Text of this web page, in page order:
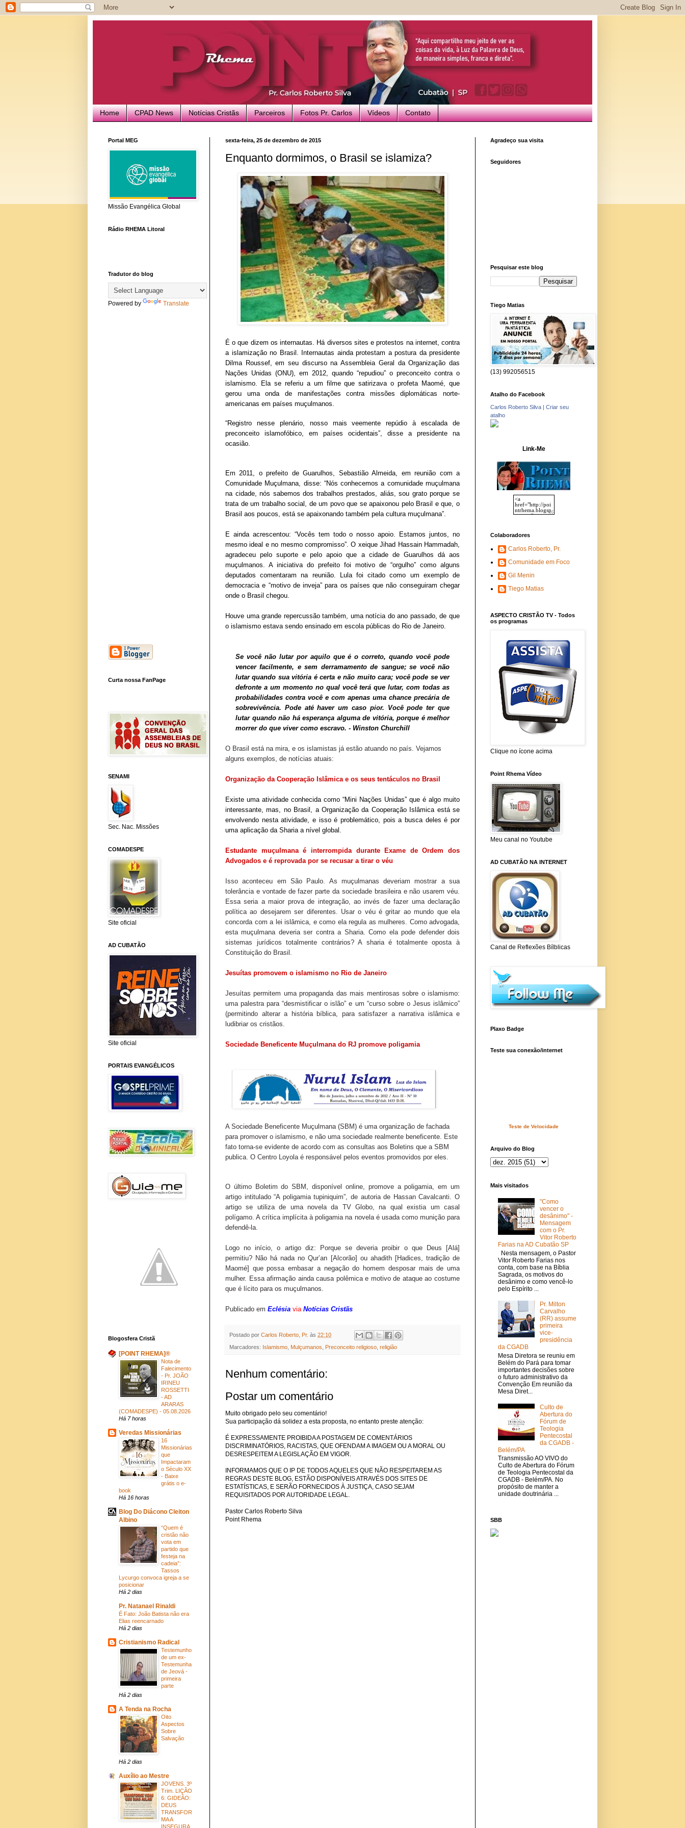
Home CPAD News Notícias Cristãs Parceiros Fotos Pr. Carlos Vídeos Contato
sexta-feira, 25 de dezembro de 2015
Enquanto dormimos, o Brasil se islamiza?
É o que dizem os internautas. Há diversos sites e protestos na internet, contra
a islamização no Brasil. Internautas ainda protestam a postura da presidente
Dilma Roussef, em seu discurso na Assembleia Geral da Organização das
Nações Unidas (ONU), em 2012, quando “repudiou” o preconceito contra o
islamismo. Ela se referiu a um filme que satirizava o profeta Maomé, que
gerou uma onda de manifestações contra missões diplomáticas norte-
americanas em países muçulmanos.
“Registro nesse plenário, nosso mais veemente repúdio à escalada de
preconceito islamofóbico, em países ocidentais”, disse a presidente na
ocasião.
Em 2011, o prefeito de Guarulhos, Sebastião Almeida, em reunião com a
Comunidade Muçulmana, disse: “Nós conhecemos a comunidade muçulmana
na cidade, nós sabemos dos trabalhos prestados, aliás, sou grato porque se
trata de um trabalho social, de um povo que se apaixonou pelo Brasil e que, o
Brasil aos poucos, está se apaixonando também pela cultura muçulmana”.
E ainda acrescentou: “Vocês tem todo o nosso apoio. Estamos juntos, no
mesmo ideal e no mesmo compromisso”. O xeique Jihad Hassain Hammadah,
agradeceu pelo suporte e pelo apoio que a cidade de Guarulhos dá aos
muçulmanos. A iniciativa do prefeito foi motivo de “orgulho” como alguns
deputados comentaram na reunião. Lula foi citado como um exemplo de
democracia e “motivo de inveja” para os países que não conseguiram chegar
onde o Brasil chegou.
Houve uma grande repercussão também, uma notícia do ano passado, de que
o islamismo estava sendo ensinado em escola públicas do Rio de Janeiro.
Se você não lutar por aquilo que é o correto, quando você pode
vencer facilmente, e sem derramamento de sangue; se você não
lutar quando sua vitória é certa e não muito cara; você pode se ver
defronte a um momento no qual você terá que lutar, com todas as
probabilidades contra você e com apenas uma chance precária de
sobrevivência. Pode até haver um caso pior. Você pode ter que
lutar quando não há esperança alguma de vitória, porque é melhor
morrer do que viver como escravo. - Winston Churchill
O Brasil está na mira, e os islamistas já estão atuando no país. Vejamos
alguns exemplos, de notícias atuais:
Organização da Cooperação Islâmica e os seus tentáculos no Brasil
Existe uma atividade conhecida como “Mini Nações Unidas” que é algo muito
interessante, mas, no Brasil, a Organização da Cooperação Islâmica está se
envolvendo nesta atividade, e isso é problemático, pois a busca deles é por
uma aplicação da Sharia a nível global.
Estudante muçulmana é interrompida durante Exame de Ordem dos
Advogados e é reprovada por se recusar a tirar o véu
Isso aconteceu em São Paulo. As muçulmanas deveriam mostrar a sua
tolerância e vontade de fazer parte da sociedade brasileira e não usarem véu.
Essa seria a maior prova de integração, ao invés de fazer uma declaração
política ao desejarem ser diferentes. Usar o véu é gritar ao mundo que ela
concorda com a lei islâmica, e como ela regula as mulheres. Como advogada,
esta muçulmana deveria ser contra a Sharia. Como ela pode defender dois
sistemas jurídicos totalmente contrários? A sharia é totalmente oposta à
Constituição do Brasil.
Jesuítas promovem o islamismo no Rio de Janeiro
Jesuítas permitem uma propaganda das mais mentirosas sobre o islamismo:
uma palestra para “desmistificar o islão” e um “curso sobre o Jesus islâmico”
(permitindo alterar a história bíblica, para satisfazer a narrativa islâmica e
ludibriar os cristãos.
Sociedade Beneficente Muçulmana do RJ promove poligamia
A Sociedade Beneficente Muçulmana (SBM) é uma organização de fachada
para promover o islamismo, e não uma sociedade realmente beneficente. Este
fato torna-se evidente de acordo com as consultas aos Boletins que a SBM
publica. O Centro Loyola é responsável pelos eventos promovidos por eles.
O último Boletim do SBM, disponível online, promove a poligamia, em um
artigo intitulado “A poligamia tupiniquim”, de autoria de Hassan Cavalcanti. O
artigo se utiliza de uma novela da TV Globo, na qual existia um casal
polígamo. A crítica implícita à poligamia na novela é usada como munição para
defendê-la.
Logo no início, o artigo diz: Porque se deveria proibir o que Deus [Alá]
permitiu? Não há nada no Qur’an [Alcorão] ou ahadith [Hadices, tradição de
Maomé] que possa embasar a negação do homem desposar mais de uma
mulher. Essa afirmação ainda causa polêmica e motivo de ataque ao costume
que é lícito para os muçulmanos.
Publicado em Eclésia via Notícias Cristãs
Postado por Carlos Roberto, Pr. às 22:10
Marcadores: Islamismo Mulçumanos Preconceito religioso religião
Nenhum comentário:
Postar um comentário
Muito obrigado pelo seu comentário!
Sua participação dá solidez a esta proposta, no entanto preste atenção:
É EXPRESSAMENTE PROIBIDA A POSTAGEM DE COMENTÁRIOS
DISCRIMINATÓRIOS, RACISTAS, QUE OFENDAM A IMAGEM OU A MORAL OU
DESRESPEITEM A LEGISLAÇÃO EM VIGOR.
INFORMAMOS QUE O IP DE TODOS AQUELES QUE NÃO RESPEITAREM AS
REGRAS DESTE BLOG, ESTÃO DISPONÍVEIS ATRAVÉS DOS SITES DE
ESTATÍSTICAS, E SERÃO FORNECIDOS À JUSTIÇA, CASO SEJAM
REQUISITADOS POR AUTORIDADE LEGAL.
Pastor Carlos Roberto Silva
Point Rhema
Portal MEG
Missão Evangélica Global
Rádio RHEMA Litoral
Tradutor do blog
Powered by Translate
Curta nossa FanPage
SENAMI
Sec. Nac. Missões
COMADESPE
Site oficial
AD CUBATÃO
Site oficial
PORTAIS EVANGÉLICOS
Blogosfera Cristã
[POINT RHEMA]®
Nota de
Falecimento
- Pr. JOÃO
IRINEU
ROSSETTI
- AD
ARARAS
(COMADESPE) - 05.08.2026
Há 7 horas
Veredas Missionárias
16
Missionárias
que
Impactaram
o Século XX
- Baixe
grátis o e-
book
Há 16 horas
Blog Do Diácono Cleiton
Albino
“Quem é
cristão não
vota em
partido que
festeja na
cadeia”:
Tassos
Lycurgo convoca igreja a se
posicionar
Há 2 dias
Pr. Natanael Rinaldi
É Fato: João Batista não era
Elias reencarnado
Há 2 dias
Cristianismo Radical
Testemunho
de um ex-
Testemunha
de Jeová -
primeira
parte
Há 2 dias
A Tenda na Rocha
Oito
Aspectos
Sobre
Salvação
Há 2 dias
Auxílio ao Mestre
JOVENS. 3º
Trim. LIÇÃO
6: GIDEÃO:
DEUS
TRANSFOR
MA A
INSEGURA
Agradeço sua visita
Seguidores
Pesquisar este blog
Tiego Matias
(13) 992056515
Atalho do Facebook
Carlos Roberto Silva | Criar seu
atalho
Link-Me
Colaboradores
Carlos Roberto, Pr.
Comunidade em Foco
Gil Menin
Tiego Matias
ASPECTO CRISTÃO TV - Todos
os programas
Clique no ícone acima
Point Rhema Vídeo
Meu canal no Youtube
AD CUBATÃO NA INTERNET
Canal de Reflexões Bílblicas
Plaxo Badge
Teste sua conexão/internet
Teste de Velocidade
Arquivo do Blog
Mais visitados
"Como
vencer o
desânimo" -
Mensagem
com o Pr.
Vitor Roberto
Farias na AD Cubatão SP
Nesta mensagem, o Pastor
Vitor Roberto Farias nos
conta, com base na Bíblia
Sagrada, os motivos do
desânimo e como vencê-lo
pelo Espírito ...
Pr. Milton
Carvalho
(RR) assume
primeira
vice-
presidência
da CGADB
Mesa Diretora se reuniu em
Belém do Pará para tomar
importantes decisões sobre
o futuro administrativo da
Convenção Em reunião da
Mesa Diret...
Culto de
Abertura do
Fórum de
Teologia
Pentecostal
da CGADB -
Belém/PA
Transmissão AO VIVO do
Culto de Abertura do Fórum
de Teologia Pentecostal da
CGADB - Belém/PA. No
propósito de manter a
unidade doutrinária ...
SBB